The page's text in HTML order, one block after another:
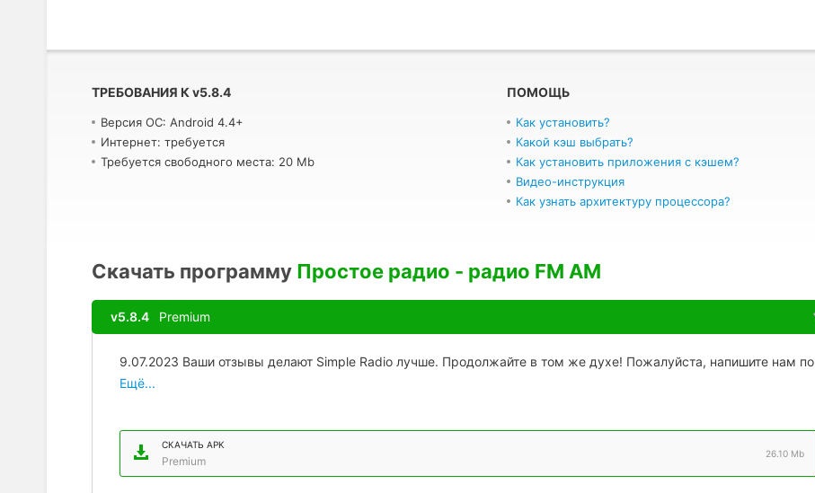
ТРЕБОВАНИЯ К v5.8.4
Версия ОС: Android 4.4+
Интернет: требуется
Требуется свободного места: 20 Mb
ПОМОЩЬ
Как установить?
Какой кэш выбрать?
Как установить приложения с кэшем?
Видео-инструкция
Как узнать архитектуру процессора?
Скачать программу Простое радио - радио FM AM
v5.8.4 Premium
9.07.2023 Ваши отзывы делают Simple Radio лучше. Продолжайте в том же духе! Пожалуйста, напишите нам по
адресу simple@streema.com. Читаем все.
Ещё...
СКАЧАТЬ APK
Premium
26.10 Mb